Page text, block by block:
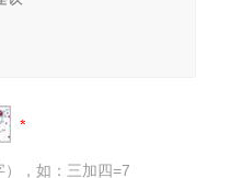
，如：三加四=7